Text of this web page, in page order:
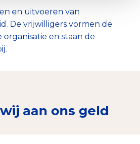
en uitvoeren van
De vrijwilligers vormen de
organisatie en staan de
aan ons geld